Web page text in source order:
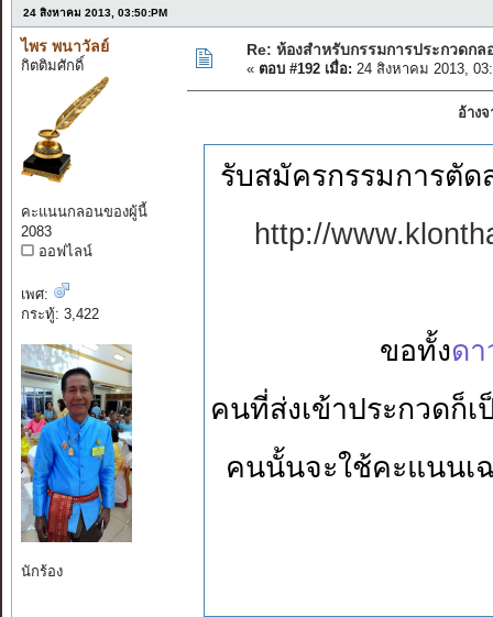
24 สิงหาคม 2013, 03:50:PM
ไพร พนาวัลย์
กิตติมศักดิ์
คะแนนกลอนของผู้นี้
2083
ออฟไลน์
เพศ:
กระทู้: 3,422
นักร้อง
Re: ห้องสำหรับกรรมการประกวดก
« ตอบ #192 เมื่อ: 24 สิงหาคม 2013,
อ้าง
รับสมัครกรรมการตั
http://
ขอทั้งดา
คนที่ส่งเข้าประกวดก็
คนนั้นจะใช้คะแนนเ